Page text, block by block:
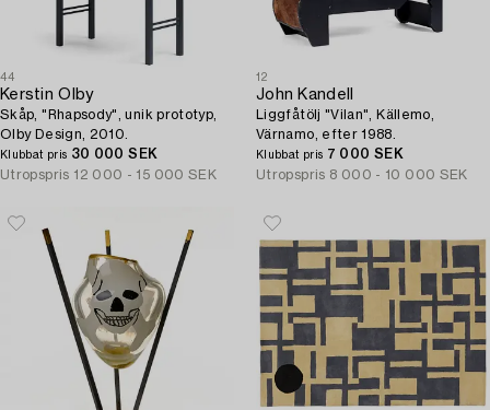
44
Kerstin Olby
Skåp, "Rhapsody", unik prototyp,
Olby Design, 2010.
Klubbat pris 30 000 SEK
Utropspris 12 000 - 15 000 SEK
12
John Kandell
Liggfåtölj "Vilan", Källemo,
Värnamo, efter 1988.
Klubbat pris 7 000 SEK
Utropspris 8 000 - 10 000 SEK